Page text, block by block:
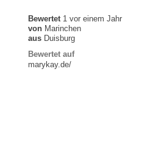
Bewertet 1 vor einem Jahr
von Marinchen
aus Duisburg
Bewertet auf
marykay.de/